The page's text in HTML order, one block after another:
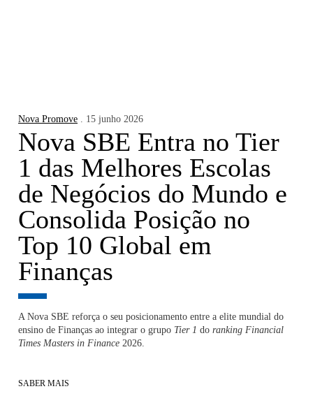
Nova Promove . 15 junho 2026
Nova SBE Entra no Tier
1 das Melhores Escolas
de Negócios do Mundo e
Consolida Posição no
Top 10 Global em
Finanças
A Nova SBE reforça o seu posicionamento entre a elite mundial do
ensino de Finanças ao integrar o grupo Tier 1 doranking Financial
Times Masters in Finance 2026.
SABER MAIS